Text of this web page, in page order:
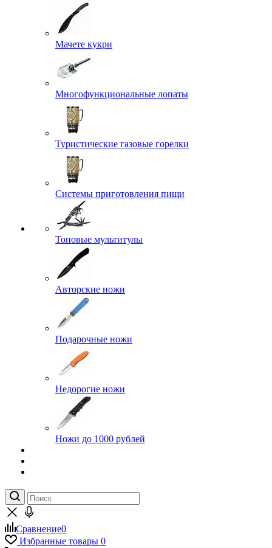
Мачете кукри
Многофункциональные лопаты
Туристические газовые горелки
Системы приготовления пищи
Топовые мультитулы
Авторские ножи
Подарочные ножи
Недорогие ножи
Ножи до 1000 рублей
Сравнение0
Избранные товары 0